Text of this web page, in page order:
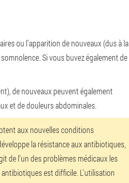
ou l'apparition de nouveaux (dus à la
Si vous buvez également de
de nouveaux peuvent également
et de douleurs abdominales.
aux nouvelles conditions
la résistance aux antibiotiques,
de l’un des problèmes médicaux les
est difficile. L'utilisation